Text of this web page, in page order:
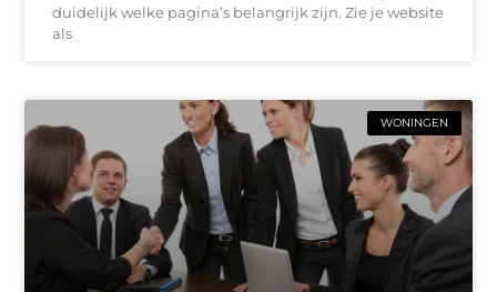
duidelijk welke pagina’s belangrijk zijn. Zie je website
als
WONINGEN